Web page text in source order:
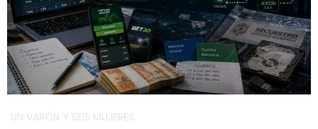
UN VARÓN Y SEIS MUJERES